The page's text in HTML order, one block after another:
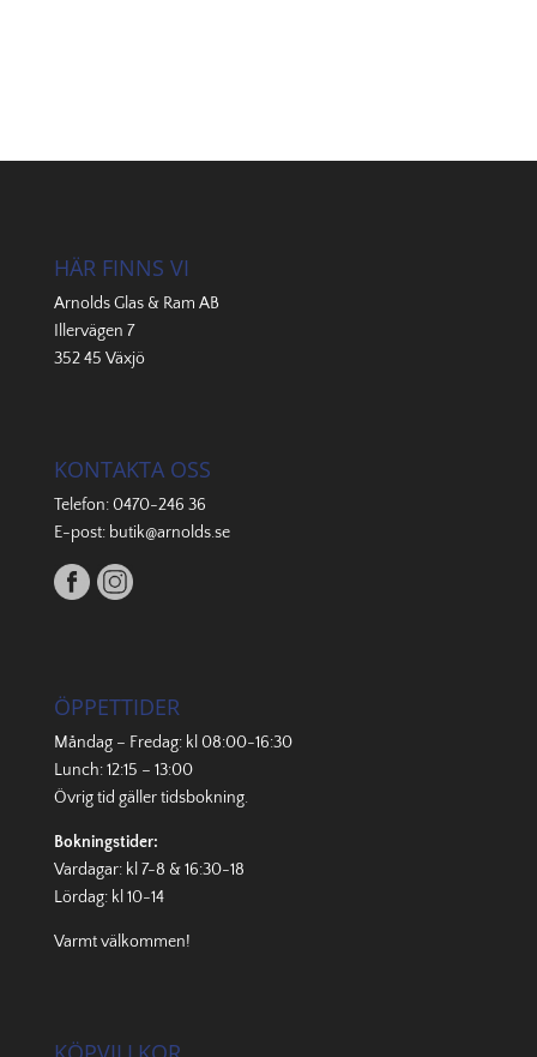
HÄR FINNS VI
Arnolds Glas & Ram AB
Illervägen 7
352 45 Växjö
KONTAKTA OSS
Telefon:0470-246 36
E-post: butik@arnolds.se
ÖPPETTIDER
Måndag – Fredag: kl 08:00-16:30
Lunch: 12:15 – 13:00
Övrig tid gällertidsbokning.
Bokningstider:
Vardagar: kl 7-8 & 16:30-18
Lördag: kl 10-14
Varmt välkommen!